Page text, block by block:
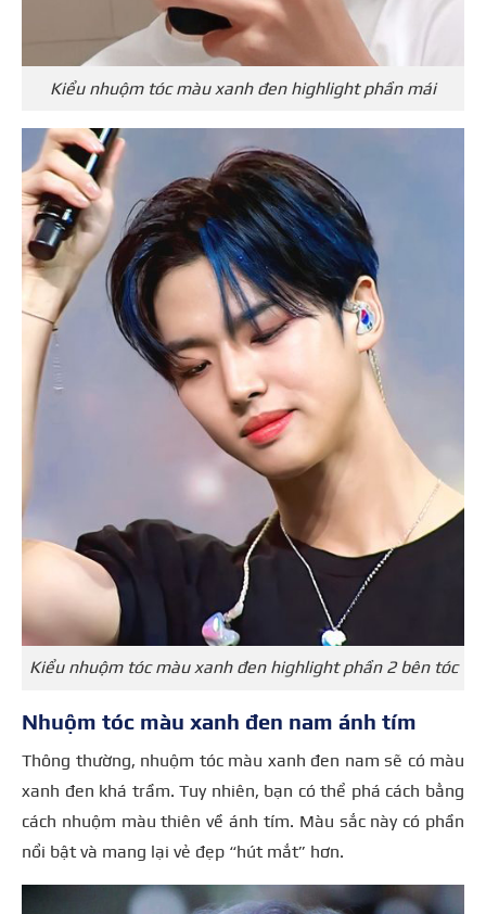
Kiểu nhuộm tóc màu xanh đen highlight phần mái
Kiểu nhuộm tóc màu xanh đen highlight phần 2 bên tóc
Nhuộm tóc màu xanh đen nam ánh tím
Thông thường, nhuộm tóc màu xanh đen nam sẽ có màu
xanh đen khá trầm. Tuy nhiên, bạn có thể phá cách bằng
cách nhuộm màu thiên về ánh tím. Màu sắc này có phần
nổi bật và mang lại vẻ đẹp “hút mắt” hơn.